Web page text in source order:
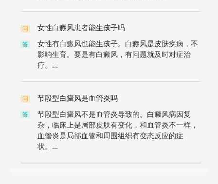
问 女性白癜风患者能生孩子吗
答
女性有白癜风也能生孩子。白癜风是皮肤疾病，不
影响生育。要是有白癜风，有问题就及时对症治
疗。...
问 节段型白癜风是血管炎吗
答
节段型白癜风不是血管炎导致的。白癜风病因复
杂，临床上是局部皮肤有变化，和血管炎不一样，
血管炎是局部血管和周围组织有变态反应的症
状。...